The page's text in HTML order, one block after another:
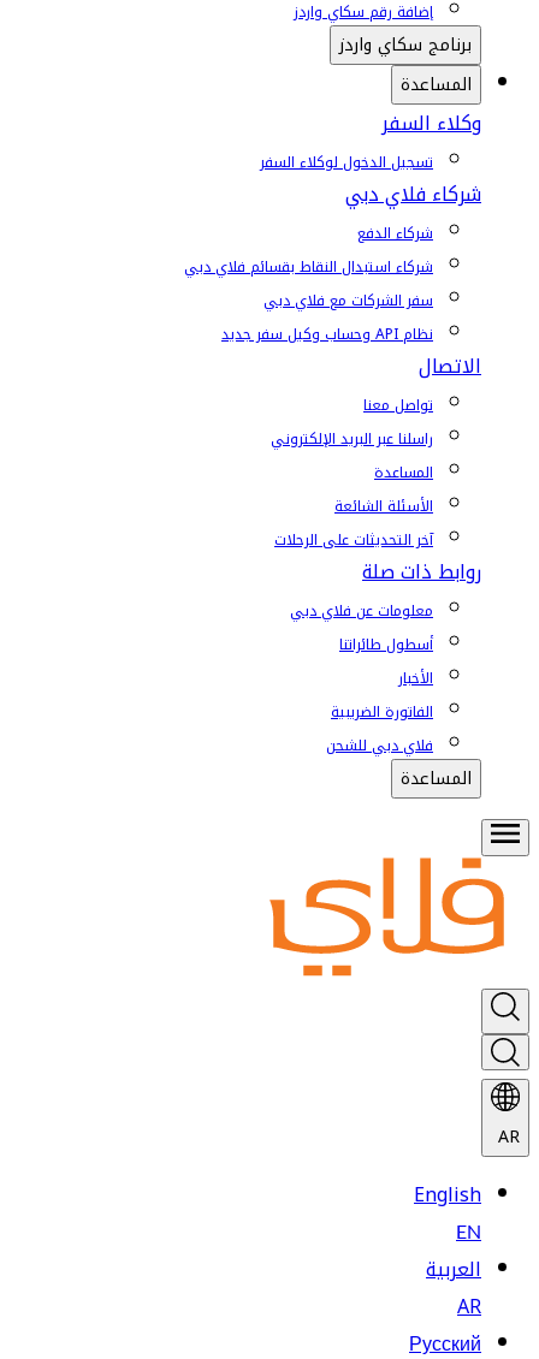
إضافة رقم سكاي واردز
برنامج سكاي واردز
المساعدة
وكلاء السفر
تسجيل الدخول لوكلاء السفر
شركاء فلاي دبي
شركاء الدفع
شركاء استبدال النقاط بقسائم فلاي دبي
سفر الشركات مع فلاي دبي
نظام API وحساب وكيل سفر جديد
الاتصال
تواصل معنا
راسلنا عبر البريد الإلكتروني
المساعدة
الأسئلة الشائعة
آخر التحديثات على الرحلات
روابط ذات صلة
معلومات عن فلاي دبي
أسطول طائراتنا
الأخبار
الفاتورة الضريبية
فلاي دبي للشحن
المساعدة
AR
English
EN
العربية
AR
Русский